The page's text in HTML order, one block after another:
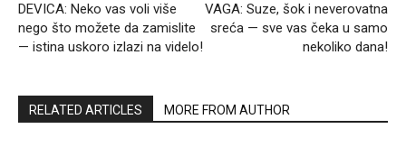
DEVICA: Neko vas voli više
nego što možete da zamislite
— istina uskoro izlazi na videlo!
VAGA: Suze, šok i neverovatna
sreća — sve vas čeka u samo
nekoliko dana!
RELATED ARTICLES MORE FROM AUTHOR